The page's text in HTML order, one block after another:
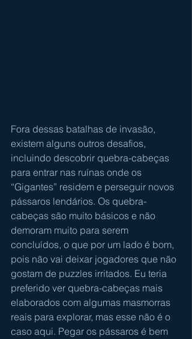
Fora dessas batalhas de invasão,
existem alguns outros desafios,
incluindo descobrir quebra-cabeças
para entrar nas ruínas onde os
“Gigantes” residem e perseguir novos
pássaros lendários. Os quebra-
cabeças são muito básicos e não
demoram muito para serem
concluídos, o que por um lado é bom,
pois não vai deixar jogadores que não
gostam de puzzles irritados. Eu teria
preferido ver quebra-cabeças mais
elaborados com algumas masmorras
reais para explorar, mas esse não é o
caso aqui. Pegar os pássaros é bem